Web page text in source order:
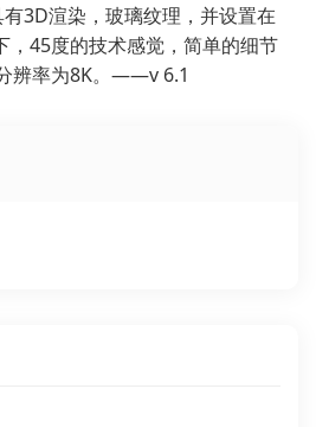
3D渲染，玻璃纹理，并设置在
，45度的技术感觉，简单的细节
辨率为8K。——v 6.1